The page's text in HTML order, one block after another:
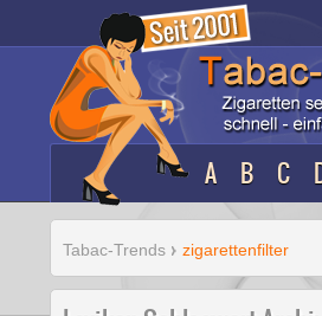
A B C
Tabac-Trends zigarettenfilter